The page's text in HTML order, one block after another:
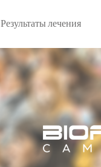
Результаты лечения